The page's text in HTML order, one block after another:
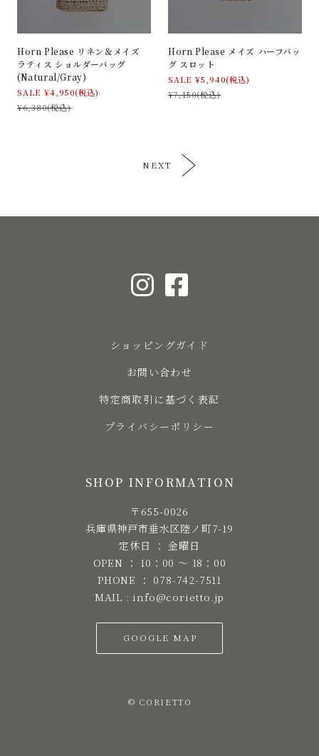
Horn Please リネン＆メイズ
ラティス ショルダーバッグ
(Natural/Gray)
SALE ¥4,950(税込)
¥6,380(税込)
Horn Please メイズ ハーフバッ
グ スロット
SALE ¥5,940(税込)
¥7,150(税込)
NEXT
ショッピングガイド
お問い合わせ
特定商取引に基づく表記
プライバシーポリシー
SHOP INFORMATION
〒655-0026
兵庫県神戸市垂水区陸ノ町7-19
定休日 ： 金曜日
OPEN ： 10：00 ～ 18：00
PHONE ： 078-742-7511
MAIL : info@corietto.jp
GOOGLE MAP
© CORIETTO